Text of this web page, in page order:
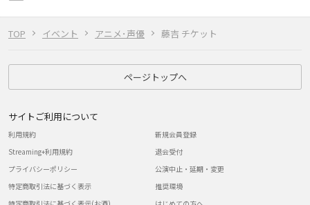
TOP イベント アニメ･声優 藤吉 チケット
ページトップへ
サイトご利用について
利用規約
Streaming+利用規約
プライバシーポリシー
特定商取引法に基づく表示
新規会員登録
退会受付
公演中止・延期・変更
推奨環境